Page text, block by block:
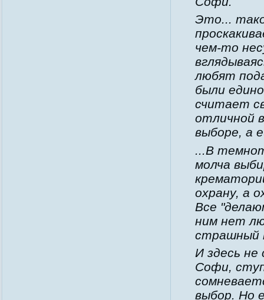
Это...
чем-то
любят
были
считает
отличной
выборе, а
...В
молча
охрану, а
Все
ним нет
страшный
И здесь
Софи,
выбор. Но